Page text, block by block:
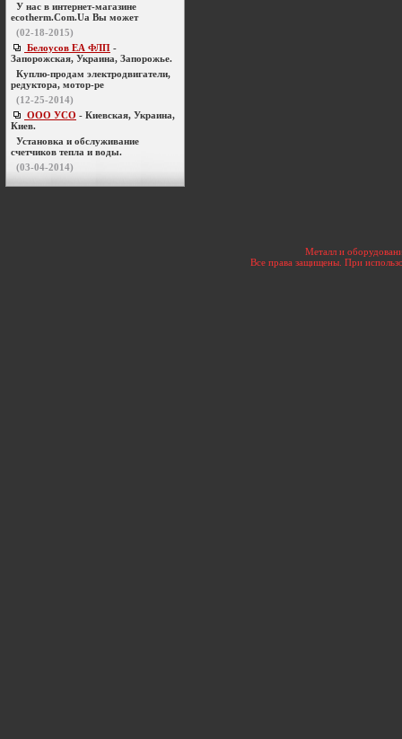
У нас в интернет-магазине
ecotherm.Com.Ua Вы может
(02-18-2015)
Белоусов ЕА ФЛП -
Запорожская, Украина, Запорожье.
Куплю-продам электродвигатели,
редуктора, мотор-ре
(12-25-2014)
ООО УСО - Киевская, Украина,
Киев.
Установка и обслуживание
счетчиков тепла и воды.
(03-04-2014)
Металл и
Все права защищены. При